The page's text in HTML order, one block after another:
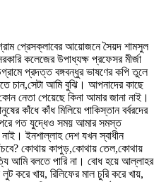
প্রেসক্লাবের আয়োজনে সৈয়দ শামসুল
কলেজের উপাধ্যক্ষ প্রফেসর মীর্জা
প্রদত্ত বঙ্গবন্ধুর ভাষণের কপি তুলে
চান,সেটা আমি বুঝি। আপনাদের কাছে
নেতা পেয়েছে কিনা আমার জানা নাই।
কাঁধে কাঁধ মিলিয়ে পাকিস্তান বর্বরদের
পরে গত যুদ্ধেও সময় আমার সমস্ত
নাই। ইনশাল্লাহ দেশ যখন স্বাধীন
কোথায় কাপুড়,কোথায় তেল,কোথায়
আমি বলতে পারি না। বোধ হয়ে আল্লাহর
করে খায়, রিলিফের মাল চুরি করে খায়,